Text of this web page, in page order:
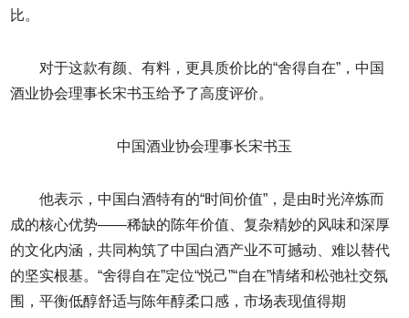
比。
对于这款有颜、有料，更具质价比的“舍得自在”，中国
酒业协会理事长宋书玉给予了高度评价。
中国酒业协会理事长宋书玉
他表示，中国白酒特有的“时间价值”，是由时光淬炼而
成的核心优势——稀缺的陈年价值、复杂精妙的风味和深厚
的文化内涵，共同构筑了中国白酒产业不可撼动、难以替代
的坚实根基。“舍得自在”定位“悦己”“自在”情绪和松弛社交氛
围，平衡低醇舒适与陈年醇柔口感，市场表现值得期